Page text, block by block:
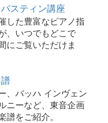
スティン講座
した豊富なピアノ指
、いつでもどこで
にご覧いただけま
、バッハ インヴェン
ニーなど、東音企画
譜をご紹介。